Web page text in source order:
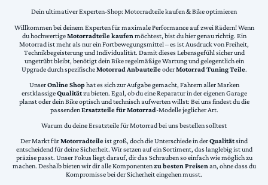
Dein ultimativer Experten-Shop: Motorradteile kaufen & Bike optimieren
Willkommen bei deinem Experten für maximale Performance auf zwei Rädern! Wenn
du hochwertigeMotorradteile kaufen möchtest, bist du hier genau richtig. Ein
Motorrad ist mehr als nur ein Fortbewegungsmittel – es ist Ausdruck von Freiheit,
Technikbegeisterung und Individualität. Damit dieses Lebensgefühl sicher und
ungetrübt bleibt, benötigt dein Bike regelmäßige Wartung und gelegentlich ein
Upgrade durch spezifischeMotorrad AnbauteileoderMotorrad Tuning Teile.
UnserOnline Shophat es sich zur Aufgabe gemacht, Fahrern aller Marken
erstklassigeQualitätzu bieten. Egal, ob du eine Reparatur in der eigenen Garage
planst oder dein Bike optisch und technisch aufwerten willst: Bei uns findest du die
passendenErsatzteile für Motorrad-Modelle jeglicher Art.
Warum du deine Ersatzteile für Motorrad bei uns bestellen solltest
Der Markt fürMotorradteileist groß, doch die Unterschiede in derQualitätsind
entscheidend für deine Sicherheit. Wir setzen auf ein Sortiment, das langlebig ist und
präzise passt. Unser Fokus liegt darauf, dir das Schrauben so einfach wie möglich zu
machen. Deshalb bieten wir dir alle Komponentenzu besten Preisenan, ohne dass du
Kompromisse bei der Sicherheit eingehen musst.